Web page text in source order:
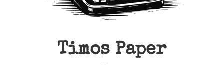
Timos Paper